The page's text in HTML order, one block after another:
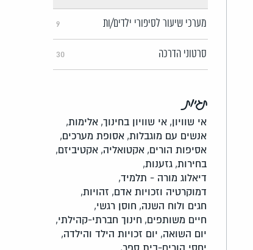
מערכי שיעור לסיפורי ילדים/ות 9
סרטוני הדרכה 30
תגיות
אי שוויון, אי שוויון בחינוך, אלימות,
אנשים עם מוגבלות, אסופת מערכים,
אסיפות הורים, אקטואליה, אקטיביזם,
בחירות, גזענות,
דיאלוג מורה - תלמיד,
דמוקרטיה וזכויות אדם, זהויות,
חגים ולוח השנה, חוסן רגשי,
חיים משותפים, חינוך חברתי-קהילתי,
יום השואה, יום זכויות הילד והילדה,